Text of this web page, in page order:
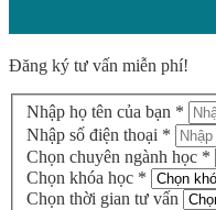
Đăng ký tư vấn miễn phí!
Nhập họ tên của bạn *
Nhập số điện thoại *
Chọn chuyên ngành học *
Chọn khóa học *
Chọn thời gian tư vấn